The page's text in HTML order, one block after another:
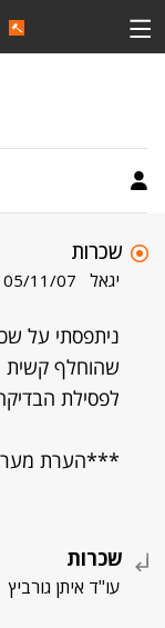
שכרות
יגאל 05/11/07
שהוחלף קשית
לפסילת
***הערת
שכרות
עו"ד איתן גורביץ